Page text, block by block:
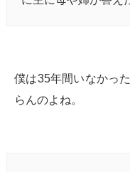
僕は35年間いなかっ
らんのよね。